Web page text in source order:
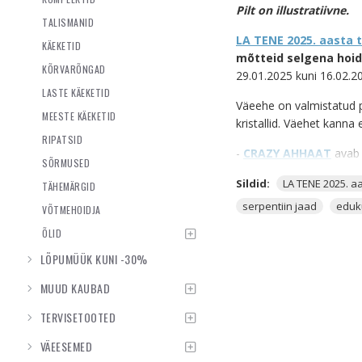
TALISMANID
KÄEKETID
KÕRVARÕNGAD
LASTE KÄEKETID
MEESTE KÄEKETID
RIPATSID
SÕRMUSED
TÄHEMÄRGID
VÕTMEHOIDJA
ÕLID
LÕPUMÜÜK KUNI -30%
MUUD KAUBAD
TERVISETOOTED
VÄEESEMED
Pilt on illustratiivne.
LA TENE 2025.
mõtteid selgena
29.01.2025 kuni
Väeehe on valmistatud
kristallid. Väehet kanna
- CRAZY AHHAAT
Ahhaat
aitabsul enda
nimel õigeid samme
Sildid: LA TENE 2025.
serpentiin jaad